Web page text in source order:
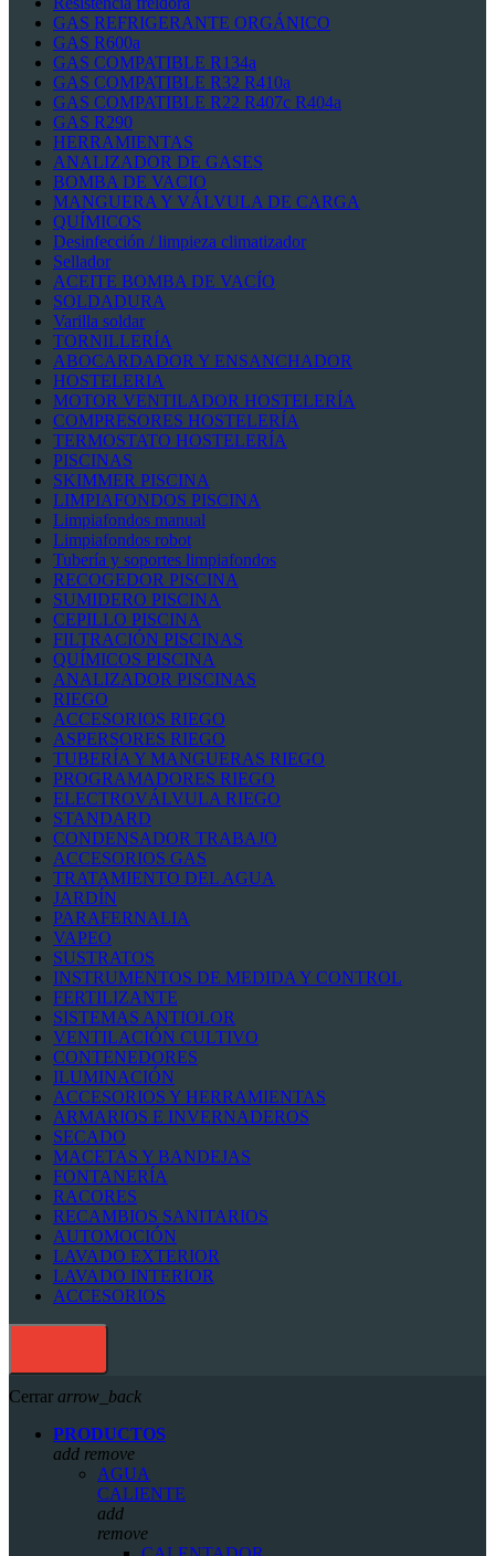
GAS REFRIGERANTE ORGÁNICO
GAS R600a
GAS COMPATIBLE R134a
GAS COMPATIBLE R32 R410a
GAS COMPATIBLE R22 R407c R404a
GAS R290
HERRAMIENTAS
ANALIZADOR DE GASES
BOMBA DE VACIO
MANGUERA Y VÁLVULA DE CARGA
QUÍMICOS
Desinfección / limpieza climatizador
Sellador
ACEITE BOMBA DE VACÍO
SOLDADURA
Varilla soldar
TORNILLERÍA
ABOCARDADOR Y ENSANCHADOR
HOSTELERIA
MOTOR VENTILADOR HOSTELERÍA
COMPRESORES HOSTELERÍA
TERMOSTATO HOSTELERÍA
PISCINAS
SKIMMER PISCINA
LIMPIAFONDOS PISCINA
Limpiafondos manual
Limpiafondos robot
Tubería y soportes limpiafondos
RECOGEDOR PISCINA
SUMIDERO PISCINA
CEPILLO PISCINA
FILTRACIÓN PISCINAS
QUÍMICOS PISCINA
ANALIZADOR PISCINAS
RIEGO
ACCESORIOS RIEGO
ASPERSORES RIEGO
TUBERÍA Y MANGUERAS RIEGO
PROGRAMADORES RIEGO
ELECTROVÁLVULA RIEGO
STANDARD
CONDENSADOR TRABAJO
ACCESORIOS GAS
TRATAMIENTO DEL AGUA
JARDÍN
PARAFERNALIA
VAPEO
SUSTRATOS
INSTRUMENTOS DE MEDIDA Y CONTROL
FERTILIZANTE
SISTEMAS ANTIOLOR
VENTILACIÓN CULTIVO
CONTENEDORES
ILUMINACIÓN
ACCESORIOS Y HERRAMIENTAS
ARMARIOS E INVERNADEROS
SECADO
MACETAS Y BANDEJAS
FONTANERÍA
RACORES
RECAMBIOS SANITARIOS
AUTOMOCIÓN
LAVADO EXTERIOR
LAVADO INTERIOR
ACCESORIOS
Cerrar arrow_back
PRODUCTOS
add remove
AGUA
CALIENTE
add
remove